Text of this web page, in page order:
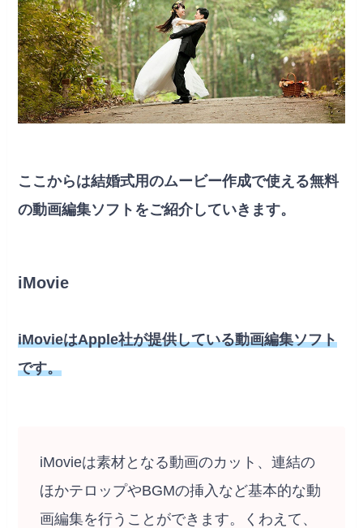
ここからは結婚式用のムービー作成で使える無料
の動画編集ソフトをご紹介していきます。
iMovie
iMovieはApple社が提供している動画編集ソフト
です。
iMovieは素材となる動画のカット、連結の
ほかテロップやBGMの挿入など基本的な動
画編集を行うことができます。くわえて、